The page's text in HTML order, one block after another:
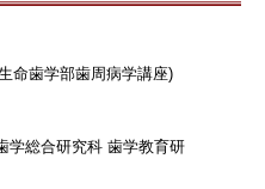
歯学部歯周病学講座)
学総合研究科 歯学教育研